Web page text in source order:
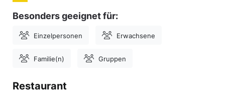
Besonders geeignet für:
Einzelpersonen Erwachsene
Familie(n) Gruppen
Restaurant